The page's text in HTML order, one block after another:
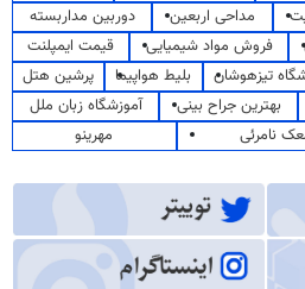
مداحی اربعین
دوربین مداربسته
فروش مواد شیمیایی
قیمت ایمپلنت
تیزهوشان بلیط هواپیما
پرشین هتل
بهترین جراح بینی
آموزشگاه زبان ملل
نامرئی
مهرینو